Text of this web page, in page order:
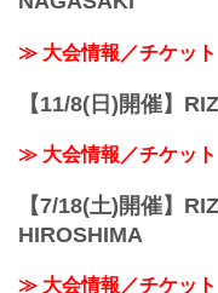
≫ 大会情報／チケット
【11/8(日)開催】
≫ 大会情報／チケット
【7/18(土)開催】
HIROSHIMA
≫ 大会情報／チケット